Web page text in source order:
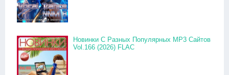
Новинки С Разных Популярных MP3 Сайтов
Vol.166 (2026) FLAC